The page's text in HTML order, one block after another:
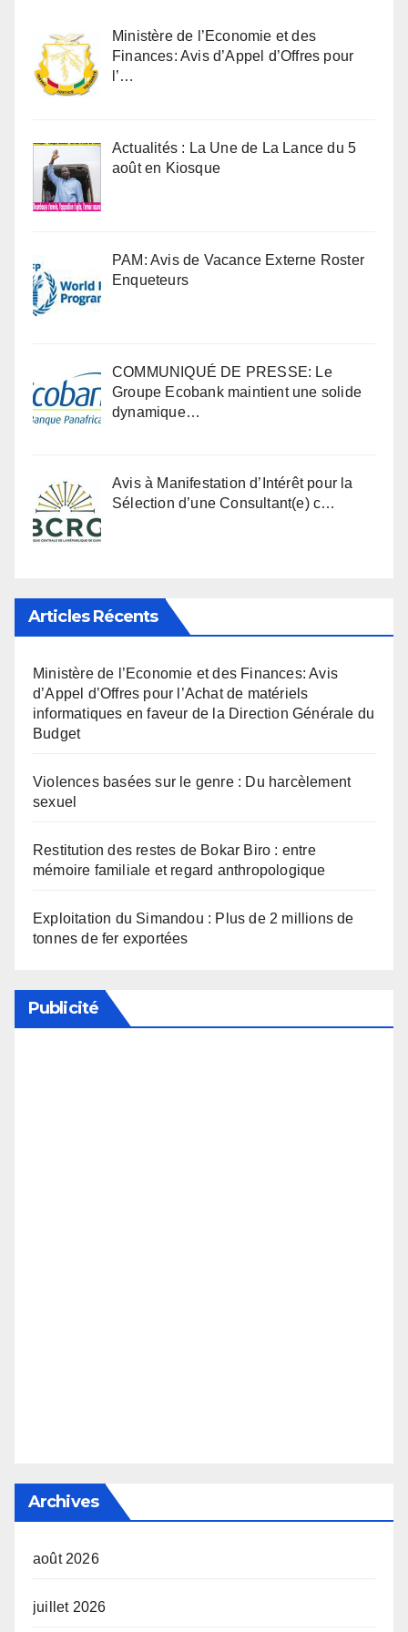
Ministère de l’Economie et des
Finances: Avis d’Appel d’Offres pour
l’…
Actualités : La Une de La Lance du 5
août en Kiosque
PAM: Avis de Vacance Externe Roster
Enqueteurs
COMMUNIQUÉ DE PRESSE: Le
Groupe Ecobank maintient une solide
dynamique…
Avis à Manifestation d’Intérêt pour la
Sélection d’une Consultant(e) c…
Articles Récents
Ministère de l’Economie et des Finances: Avis
d’Appel d’Offres pour l’Achat de matériels
informatiques en faveur de la Direction Générale du
Budget
Violences basées sur le genre : Du harcèlement
sexuel
Restitution des restes de Bokar Biro : entre
mémoire familiale et regard anthropologique
Exploitation du Simandou : Plus de 2 millions de
tonnes de fer exportées
Publicité
Archives
août 2026
juillet 2026